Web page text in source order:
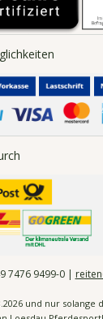
74769499-0 |
und nur